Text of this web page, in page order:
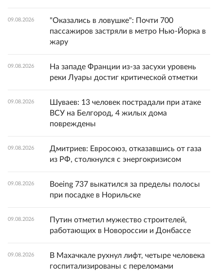
09.08.2026
"Оказались в ловушке": Почти 700
пассажиров застряли в метро Нью-Йорка в
жару
09.08.2026
На западе Франции из-за засухи уровень
реки Луары достиг критической отметки
09.08.2026
Шуваев: 13 человек пострадали при атаке
ВСУ на Белгород, 4 жилых дома
повреждены
09.08.2026
Дмитриев: Евросоюз, отказавшись от газа
из РФ, столкнулся с энергокризисом
09.08.2026
Boeing 737 выкатился за пределы полосы
при посадке в Норильске
09.08.2026
Путин отметил мужество строителей,
работающих в Новороссии и Донбассе
09.08.2026
В Махачкале рухнул лифт, четыре человека
госпитализированы с переломами